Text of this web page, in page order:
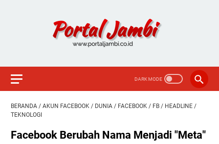
BERANDA / AKUN FACEBOOK / DUNIA / FACEBOOK / FB / HEADLINE /
TEKNOLOGI
Facebook Berubah Nama Menjadi "Meta"